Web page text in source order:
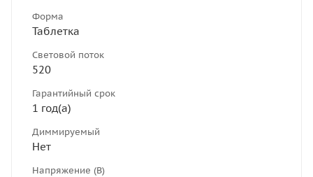
Форма
Таблетка
Световой поток
520
Гарантийный срок
1 год(а)
Диммируeмый
Нет
Напряжение (В)